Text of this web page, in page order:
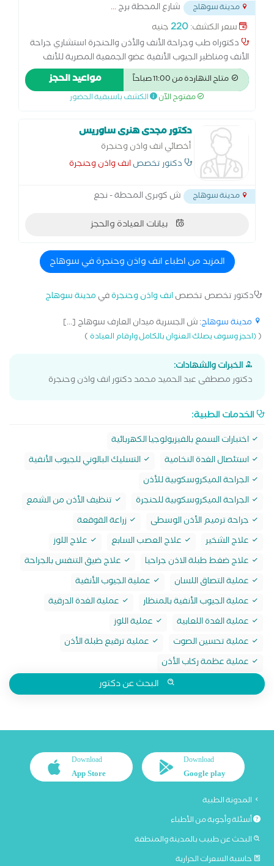
مدينة سوهاج شارع المحطة برج...
سعر الكشف:220جنيه
دكتوراه طب وجراحة الأنف والأذن والحنجرة استشاري جراحة
الأنف ومناظير الجيوب الأنفية عضو الجمعية المصرية للأنف
والأذن والحنجرة مدرس بكلية طب الأزهر - القاهرة خبرة 15 عام
فى أمراض وعمليات الأنف والأذن والحنجرة داخل وخارج مصر
متاح النهاردة من 11:00 صباحاً مواعيد الحجز
مفتوح الآن الكشف باسبقية الحضور
دكتور مجدى هنرى ساوريس
أخصائي انف واذن وحنجرة
دكتور تخصصانف واذن وحنجرة
مدينة سوهاج ش كوبرى المحطة - نجع
بيانات العيادة والحجز
المزيد من اطباء انف واذن وحنجرة في سوهاج
دكتور تخصص تخصصانف واذن وحنجرةفي مدينة سوهاج
مدينة سوهاج: ش الجسرية ميدان العارف سوهاج [...]
((احجز وسوف يصلك العنوان بالكامل وارقام العيادة)
الخبرات والشهادات:
دكتور مصطفى عبد الحميد محمد دكتور انف واذن وحنجرة
الخدمات الطبية:
اختبارات السمع بالفيزيولوجيا الكهربائية
استئصال الغدة النخامية
التسليك البالوني للجيوب الأنفية
الجراحة الميكروسكوبية للأذن
الجراحة الميكروسكوبية للحنجرة
تنظيف الأذن من الشمع
جراحة ترميم الأذن الوسطى
زراعة القوقعة
علاج الشخير
علاج العصب السابع
علاج اللوز
علاج ضغط طبلة الاذن جراحيا
علاج ضيق التنفس بالجراحة
عملية التصاق اللسان
عملية الجيوب الأنفية
عملية الجيوب الأنفية بالمنظار
عملية الغدة الدرقية
عملية الغدة اللعابية
عملية اللوز
عملية تحسين الصوت
عملية ترقيع طبلة الأذن
عملية عظمة ركاب الأذن
البحث عن دكتور
Download
Google play
Download
App Store
المدونة الطبية
أسئلة وأجوبة من الأطباء
البحث عن طبيب بالمدينة والمنطقة
حاسبة السعرات الحرارية